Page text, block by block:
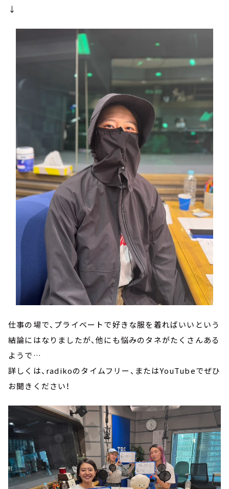
↓
仕事の場で、プライベートで好きな服を着ればいいという
結論にはなりましたが、他にも悩みのタネがたくさんある
ようで…
詳しくは、radikoのタイムフリー、またはYouTubeでぜひ
お聞きください！